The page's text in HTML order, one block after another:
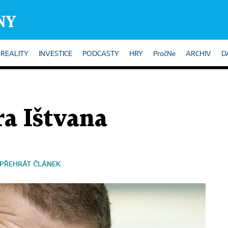
REALITY INVESTICE PODCASTY HRY PročNe ARCHIV
Ištvana
PŘEHRÁT ČLÁNEK